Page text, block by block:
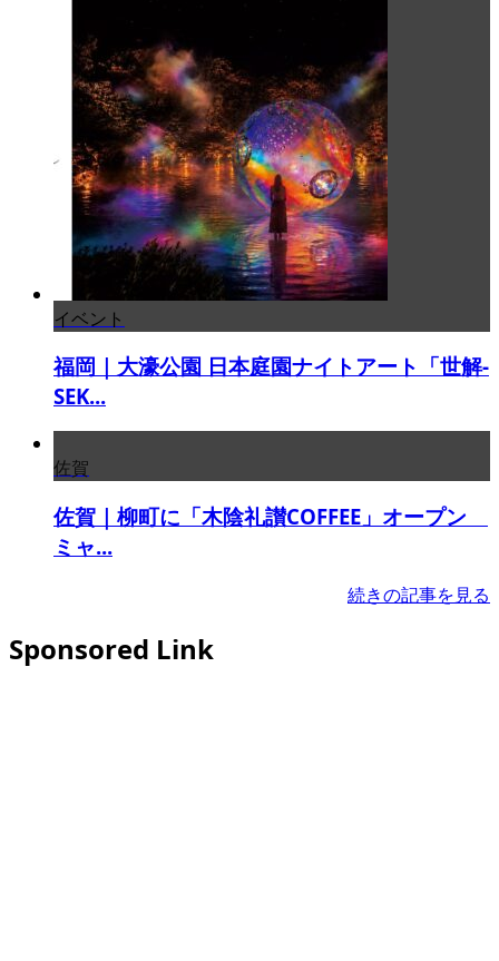
イベント
福岡｜大濠公園 日本庭園ナイトアート「世解-
SEK...
佐賀
佐賀｜柳町に「木陰礼讃COFFEE」オープン
ミャ...
続きの記事を見る
Sponsored Link